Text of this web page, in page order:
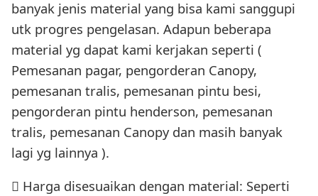
banyak jenis material yang bisa kami sanggupi
utk progres pengelasan. Adapun beberapa
material yg dapat kami kerjakan seperti (
Pemesanan pagar, pengorderan Canopy,
pemesanan tralis, pemesanan pintu besi,
pengorderan pintu henderson, pemesanan
tralis, pemesanan Canopy dan masih banyak
lagi yg lainnya ).
 Harga disesuaikan dengan material: Seperti